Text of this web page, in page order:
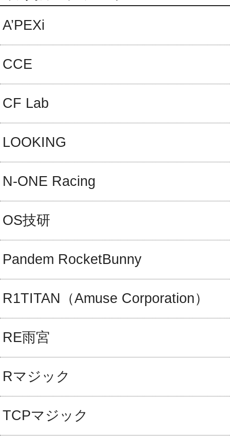
A’PEXi
CCE
CF Lab
LOOKING
N-ONE Racing
OS技研
Pandem RocketBunny
R1TITAN（Amuse Corporation）
RE雨宮
Rマジック
TCPマジック